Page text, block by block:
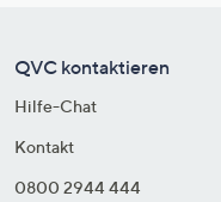
QVC kontaktieren
Hilfe-Chat
Kontakt
0800 2944 444